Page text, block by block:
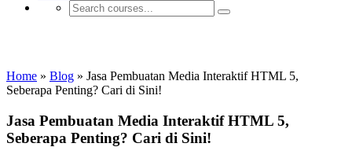
Home » Blog » Jasa Pembuatan Media Interaktif HTML 5,
Seberapa Penting? Cari di Sini!
Jasa Pembuatan Media Interaktif HTML 5,
Seberapa Penting? Cari di Sini!